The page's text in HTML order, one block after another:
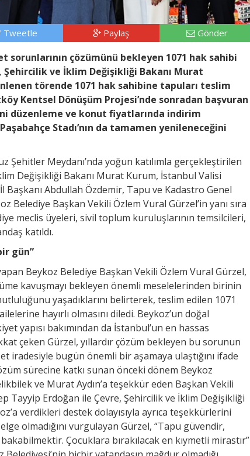
Tweetle Paylaş Gönder
sorunlarının çözümünü bekleyen 1071 hak sahibi
ve İklim Değişikliği Bakanı Murat
törende 1071 hak sahibine tapuları teslim
Kentsel Dönüşüm Projesi’nde sonradan başvuran
düzenleme ve konut fiyatlarında indirim
Stadı’nın da tamamen yenileneceğini
Şehitler Meydanı’nda yoğun katılımla gerçekleştirilen
Değişikliği Bakanı Murat Kurum, İstanbul Valisi
Başkanı Abdullah Özdemir, Tapu ve Kadastro Genel
Belediye Başkan Vekili Özlem Vural Gürzel’in yanı sıra
meclis üyeleri, sivil toplum kuruluşlarının temsilcileri,
katıldı.
gün”
Beykoz Belediye Başkan Vekili Özlem Vural Gürzel,
kavuşmayı bekleyen önemli meselelerinden birinin
yaşadıklarını belirterek, teslim edilen 1071
hayırlı olmasını diledi. Beykoz’un doğal
yapısı bakımından da İstanbul’un en hassas
çeken Gürzel, yıllardır çözüm bekleyen bu sorunun
iradesiyle bugün önemli bir aşamaya ulaştığını ifade
sürecine katkı sunan önceki dönem Beykoz
ve Murat Aydın’a teşekkür eden Başkan Vekili
Tayyip Erdoğan ile Çevre, Şehircilik ve İklim Değişikliği
verdikleri destek dolayısıyla ayrıca teşekkürlerini
olmadığını vurgulayan Gürzel, “Tapu güvendir,
Çocuklara bırakılacak en kıymetli mirastır”